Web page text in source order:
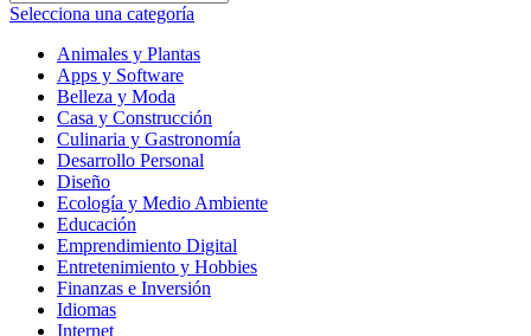
Selecciona una categoría
Animales y Plantas
Apps y Software
Belleza y Moda
Casa y Construcción
Culinaria y Gastronomía
Desarrollo Personal
Diseño
Ecología y Medio Ambiente
Educación
Emprendimiento Digital
Entretenimiento y Hobbies
Finanzas e Inversión
Idiomas
Internet